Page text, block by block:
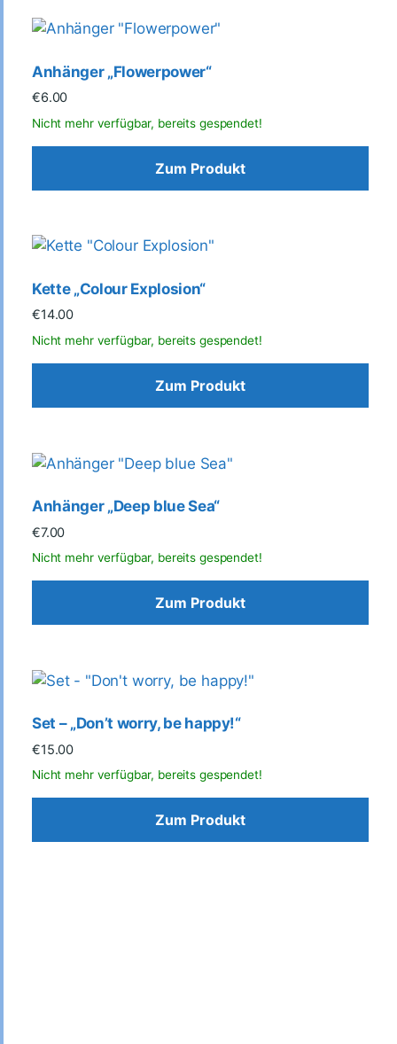
Anhänger „Flowerpower“
€6.00
Zum Produkt
Kette „Colour Explosion“
€14.00
Zum Produkt
Anhänger „Deep blue Sea“
€7.00
Zum Produkt
Set – „Don’t worry, be happy!“
€15.00
Zum Produkt